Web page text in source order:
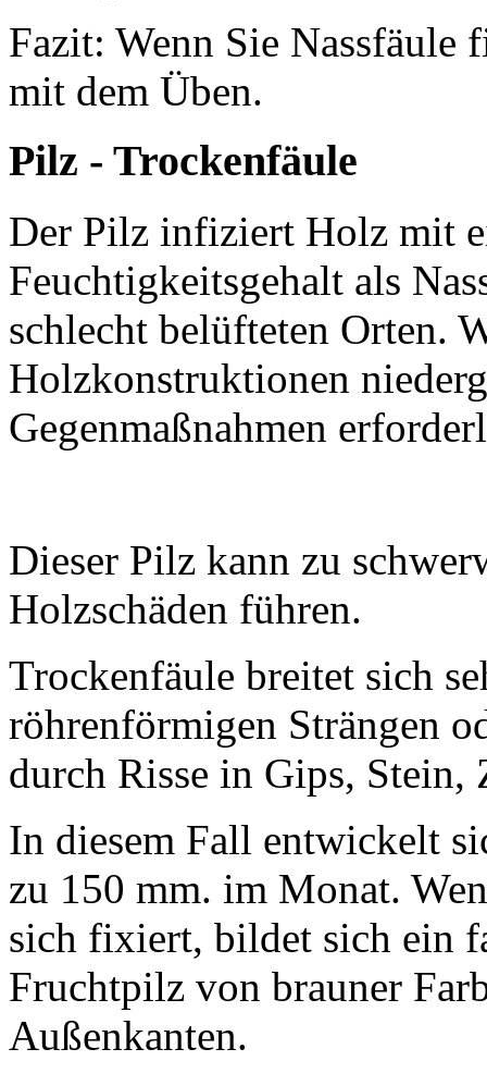
Fazit: Wenn Sie Nassfäule
mit dem Üben.
Pilz - Trockenfäule
Der Pilz infiziert Holz mit
Feuchtigkeitsgehalt als
schlecht belüfteten Orten.
Holzkonstruktionen
Gegenmaßnahmen
Dieser Pilz kann zu
Holzschäden führen.
Trockenfäule breitet sich
röhrenförmigen Strängen
durch Risse in Gips, Stein,
In diesem Fall entwickelt
zu 150 mm. im Monat.
sich fixiert, bildet sich ein
Fruchtpilz von brauner
Außenkanten.